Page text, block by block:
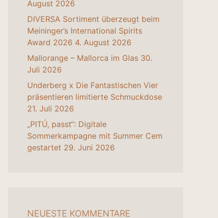
August 2026
DIVERSA Sortiment überzeugt beim
Meininger’s International Spirits
Award 2026 4. August 2026
Mallorange – Mallorca im Glas 30.
Juli 2026
Underberg x Die Fantastischen Vier
präsentieren limitierte Schmuckdose
21. Juli 2026
„PITÚ, passt“: Digitale
Sommerkampagne mit Summer Cem
gestartet 29. Juni 2026
NEUESTE KOMMENTARE